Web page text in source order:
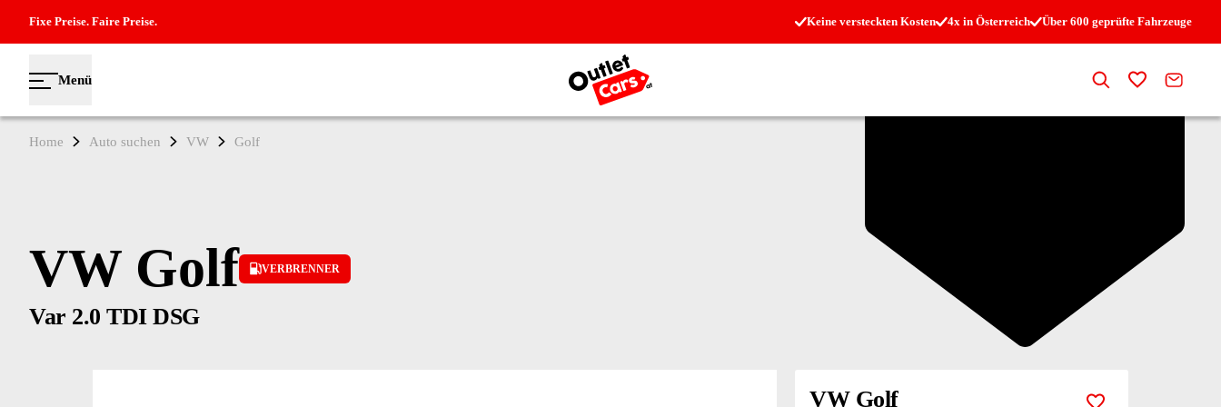
Fixe Preise. Faire Preise. Keine versteckten Kosten 4x in Österreich Über 600 geprüfte Fahrzeuge
Menü
Zur Startseite
SucheZur
Home Auto suchen VW Golf
VERBRENNER
VW Golf
Var 2.0 TDI DSG
VW Golf